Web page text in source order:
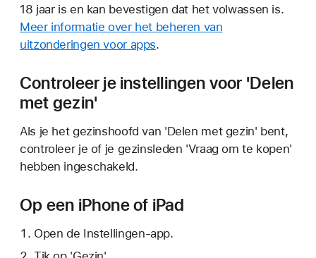
18 jaar is en kan bevestigen dat het volwassen is.
Meer informatie over het beheren van
uitzonderingen voor apps.
Controleer je instellingen voor 'Delen
met gezin'
Als je het gezinshoofd van 'Delen met gezin' bent,
controleer je of je gezinsleden 'Vraag om te kopen'
hebben ingeschakeld.
Op een iPhone of iPad
Open de Instellingen-app.